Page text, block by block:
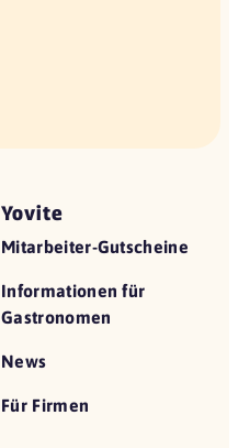
Yovite
Mitarbeiter-Gutscheine
Informationen für
Gastronomen
News
Für Firmen